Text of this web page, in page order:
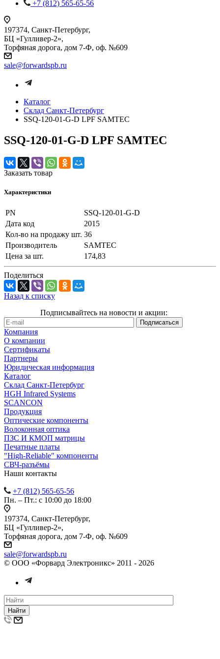
+7 (812) 565-65-56
197374, Санкт-Петербург,
БЦ «Гулливер-2»,
Торфяная дорога, дом 7-Ф, оф. №609
sale@forwardspb.ru
Каталог
Cклад Санкт-Петербург
SSQ-120-01-G-D LPF SAMTEC
SSQ-120-01-G-D LPF SAMTEC
Заказать товар
Характеристики
PN
SSQ-120-01-G-D
Дата код
2015
Кол-во на продажу шт. 36
Производитель
SAMTEC
Цена за шт.
174,83
Поделиться
Назад к списку
Подписывайтесь на новости и акции:
Компания
О компании
Сертификаты
Партнеры
Юридическая информация
Каталог
Cклад Санкт-Петербург
HGH Infrared Systems
SCANCON
Продукция
Оптические компоненты
Волоконная оптика
ПЗС И КМОП матрицы
Печатные платы
"High-Reliable" компоненты
СВЧ-разъёмы
Наши контакты
+7 (812) 565-65-56
Пн. – Пт.: с 10:00 до 18:00
197374, Санкт-Петербург,
БЦ «Гулливер-2»,
Торфяная дорога, дом 7-Ф, оф. №609
sale@forwardspb.ru
© ООО «Форвард Электроникс» 2011 - 2026
Найти